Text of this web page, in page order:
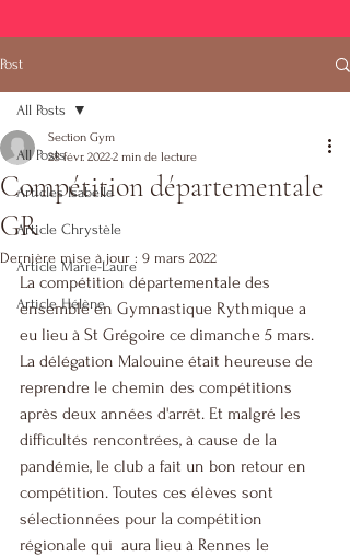
Post
All Posts
Articles Isabelle
Article Chrystèle
Article Marie-Laure
Article Hélène
All Posts
Compétition départementale
GR
Section Gym
28 févr. 20222 min de lecture
Dernière mise à jour : 9 mars 2022
La compétition départementale des
ensemble en Gymnastique Rythmique a
eu lieu à St Grégoire ce dimanche 5 mars.
La délégation Malouine était heureuse de
reprendre le chemin des compétitions
après deux années d'arrêt. Et malgré les
difficultés rencontrées, à cause de la
pandémie, le club a fait un bon retour en
compétition. Toutes ces élèves sont
sélectionnées pour la compétition
régionale qui  aura lieu à Rennes le